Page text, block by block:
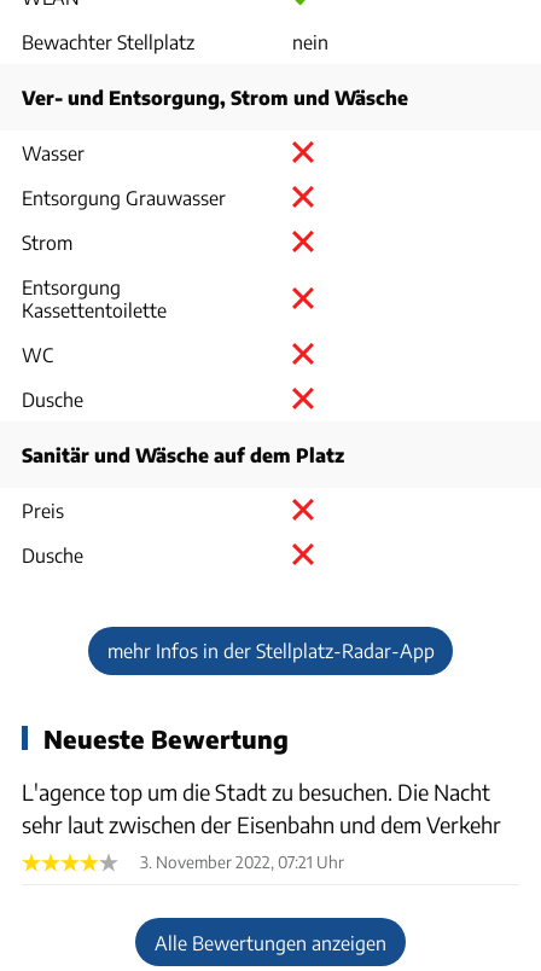
Bewachter Stellplatz
nein
Ver- und Entsorgung, Strom und Wäsche
Wasser
Entsorgung Grauwasser
Strom
Entsorgung
Kassettentoilette
WC
Dusche
Sanitär und Wäsche auf dem Platz
Preis
Dusche
mehr Infos in der Stellplatz-Radar-App
Neueste Bewertung
L'agence top um die Stadt zu besuchen. Die Nacht
sehr laut zwischen der Eisenbahn und dem Verkehr
3. November 2022, 07:21 Uhr
Alle Bewertungen anzeigen